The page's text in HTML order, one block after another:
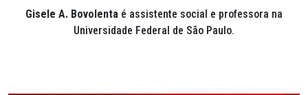
Gisele A. Bovolenta é assistente social e professora na
Universidade Federal de São Paulo.